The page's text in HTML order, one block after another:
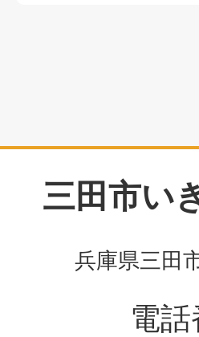
三田市い
兵庫県三田
電話